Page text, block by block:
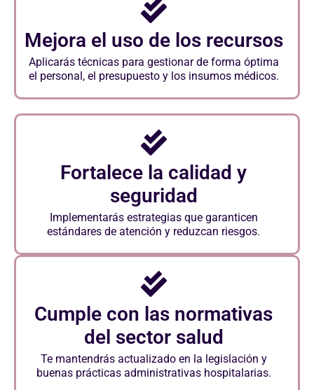
Mejora el uso de los recursos
Aplicarás técnicas para gestionar de forma óptima
el personal, el presupuesto y los insumos médicos.
Fortalece la calidad y
seguridad
Implementarás estrategias que garanticen
estándares de atención y reduzcan riesgos.
Cumple con las normativas
del sector salud
Te mantendrás actualizado en la legislación y
buenas prácticas administrativas hospitalarias.